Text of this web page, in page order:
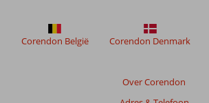
om
de
Over Corendon
Corendon België Corendon Denmark